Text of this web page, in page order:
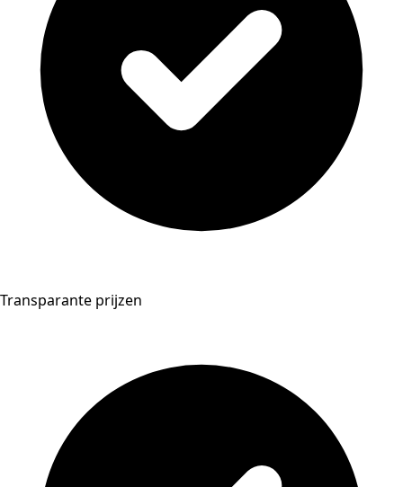
Transparante prijzen